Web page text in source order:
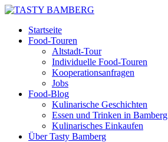
Startseite
Food-Touren
Altstadt-Tour
Individuelle Food-Touren
Kooperationsanfragen
Jobs
Food-Blog
Kulinarische Geschichten
Essen und Trinken in Bamberg
Kulinarisches Einkaufen
Über Tasty Bamberg